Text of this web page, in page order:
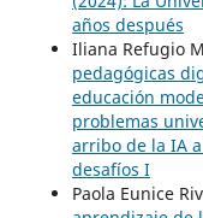
años después
Iliana Refugio
pedagógicas
educación
problemas
arribo de la IA
desafíos I
Paola Eunice